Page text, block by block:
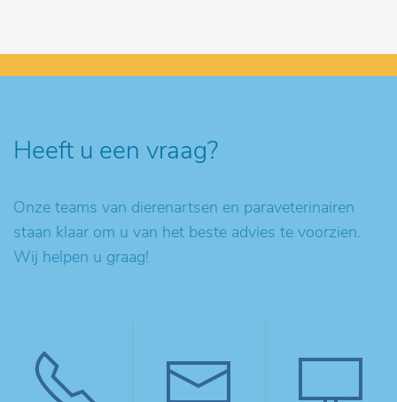
Heeft u een vraag?
Onze teams van dierenartsen en paraveterinairen
staan klaar om u van het beste advies te voorzien.
Wij helpen u graag!